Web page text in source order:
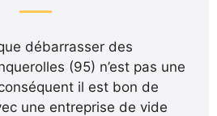
débarrasser des
(95) n’est pas une
il est bon de
une entreprise de vide